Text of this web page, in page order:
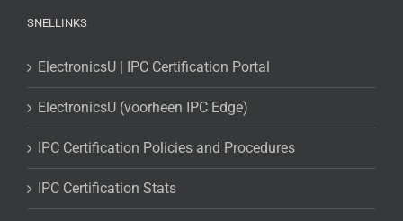
SNELLINKS
ElectronicsU | IPC Certification Portal
ElectronicsU (voorheen IPC Edge)
IPC Certification Policies and Procedures
IPC Certification Stats